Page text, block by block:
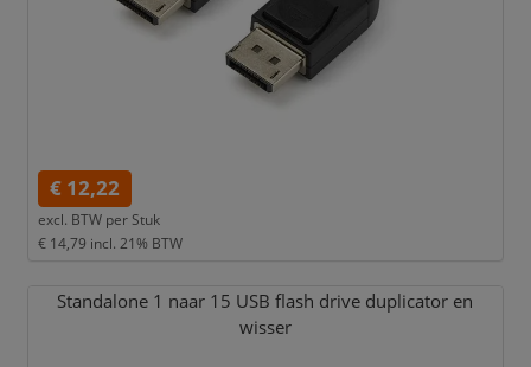
€ 12,22
excl. BTW per Stuk
€ 14,79 incl. 21% BTW
Standalone 1 naar 15 USB flash drive duplicator en
wisser